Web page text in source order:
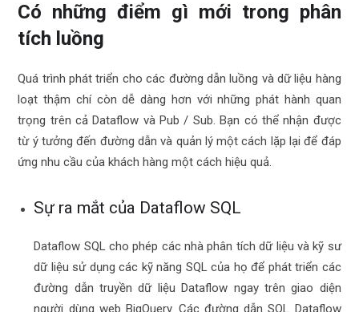
Có những điểm gì mới trong phân
tích luồng
Quá trình phát triển cho các đường dẫn luồng và dữ liệu hàng
loạt thậm chí còn dễ dàng hơn với những phát hành quan
trọng trên cả Dataflow và Pub / Sub. Bạn có thể nhận được
từ ý tưởng đến đường dẫn và quản lý một cách lặp lại để đáp
ứng nhu cầu của khách hàng một cách hiệu quả.
Sự ra mắt của Dataflow SQL
Dataflow SQL cho phép các nhà phân tích dữ liệu và kỹ sư
dữ liệu sử dụng các kỹ năng SQL của họ để phát triển các
đường dẫn truyền dữ liệu Dataflow ngay trên giao diện
người dùng web BigQuery. Các đường dẫn SQL Dataflow